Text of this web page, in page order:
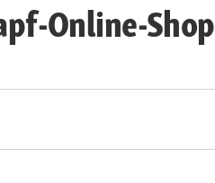
Online-Shop